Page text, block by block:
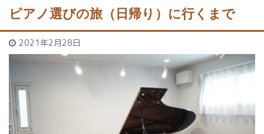
ピアノ選びの旅（日帰り）に行くまで
2021年2月28日